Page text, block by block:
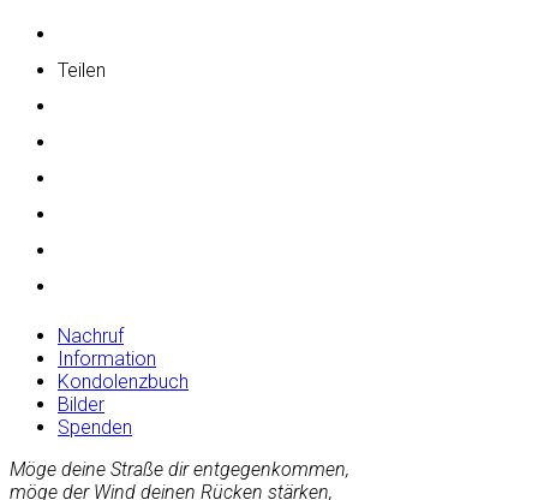
Teilen
Nachruf
Information
Kondolenzbuch
Bilder
Spenden
Möge deine Straße dir entgegenkommen,
möge der Wind deinen Rücken stärken,